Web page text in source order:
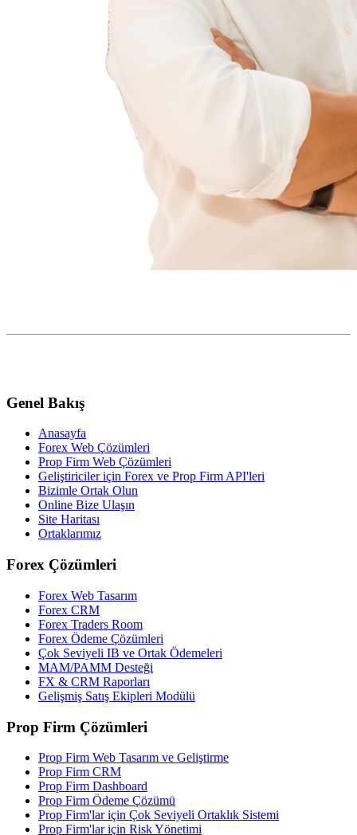
Genel Bakış
Anasayfa
Forex Web Çözümleri
Prop Firm Web Çözümleri
Geliştiriciler için Forex ve Prop Firm API'leri
Bizimle Ortak Olun
Online Bize Ulaşın
Site Haritası
Ortaklarımız
Forex Çözümleri
Forex Web Tasarım
Forex CRM
Forex Traders Room
Forex Ödeme Çözümleri
Çok Seviyeli IB ve Ortak Ödemeleri
MAM/PAMM Desteği
FX & CRM Raporları
Gelişmiş Satış Ekipleri Modülü
Prop Firm Çözümleri
Prop Firm Web Tasarım ve Geliştirme
Prop Firm CRM
Prop Firm Dashboard
Prop Firm Ödeme Çözümü
Prop Firm'lar için Çok Seviyeli Ortaklık Sistemi
Prop Firm'lar için Risk Yönetimi